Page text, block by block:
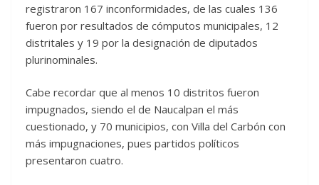
registraron 167 inconformidades, de las cuales 136
fueron por resultados de cómputos municipales, 12
distritales y 19 por la designación de diputados
plurinominales.
Cabe recordar que al menos 10 distritos fueron
impugnados, siendo el de Naucalpan el más
cuestionado, y 70 municipios, con Villa del Carbón con
más impugnaciones, pues partidos políticos
presentaron cuatro.